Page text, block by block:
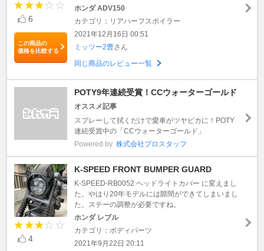
6
この商品の
価格を比較する
ホンダ ADV150
カテゴリ：リアハーフスポイラー
2021年12月16日 00:51
ミッツー2曹さん
同じ商品のレビュー一覧
POTY9年連続受賞！CCウォーターゴールド
オススメ記事
スプレーして拭くだけで愛車がツヤピカに！POTY
連続受賞中の「CCウォーターゴールド」
Powered by 株式会社プロスタッフ
4
K-SPEED FRONT BUMPER GUARD
K-SPEED-RB0052 ヘッドライトカバー に変えまし
た。やはり20年モデルには隙間ができてしまいまし
た。ステーの調整が必要ですね。
ホンダ レブル
カテゴリ：ボディパーツ
2021年9月22日 20:11